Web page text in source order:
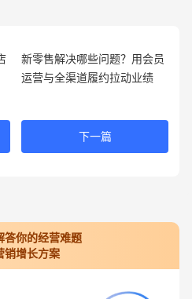
新零售解决哪些问题？用会员
运营与全渠道履约拉动业绩
下一篇
答你的经营难题
销增长方案